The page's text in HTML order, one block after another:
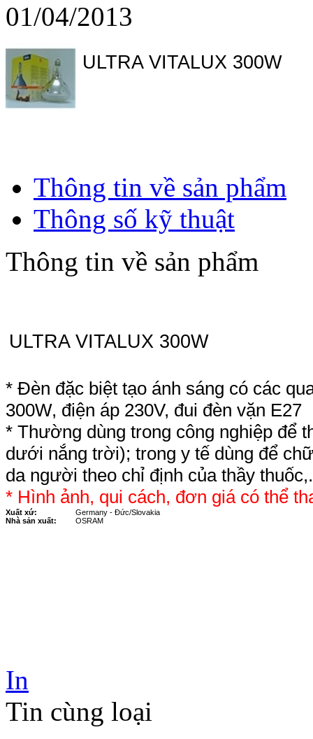
01/04/2013
ULTRA VITALUX 300W
Thông tin về sản phẩm
Thông số kỹ thuật
Thông tin về sản phẩm
ULTRA VITALUX 300W
* Đèn đặc biệt tạo ánh sáng có các
300W, điện áp 230V, đui đèn vặn E27
* Thường dùng trong công nghiệp để
dưới nắng trời); trong y tế dùng để
da người theo chỉ định của thầy
* Hình ảnh, qui cách, đơn giá có thể
Xuất xứ:
Germany - Đức/Slovakia
Nhà sản xuất:
OSRAM
In
Tin cùng loại